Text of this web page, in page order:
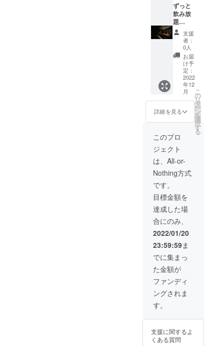
ずっと
飲み放
題
100,000
円 ※今
回のご
支援で
サービ
ス(お店)
が存続
する限
り、毎
日でも
飲み放
題をご
利用い
ただけ
ます。
(1回90
分) ※お
連れ様
は別。
支援
者：
0人
お届
け予
定：
2022
年12
月
詳細を見る
こ
の
リ
タ
ー
ン
を
選
択
す
る
このプロ
ジェクト
は、All-or-
Nothing方式
です。
目標金額を
達成した場
合にのみ、
2022/01/20
23:59:59ま
でに集まっ
た金額が
ファンディ
ングされま
す。
支援に関するよ
くある質問